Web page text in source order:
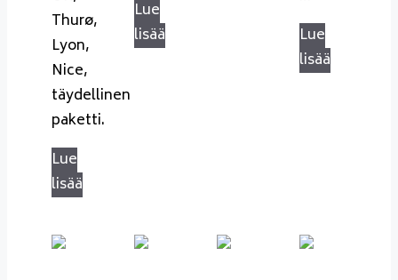
Thurø,
Lyon,
Nice,
täydellinen
paketti.
Lue
lisää
Lue
lisää
Lue
lisää